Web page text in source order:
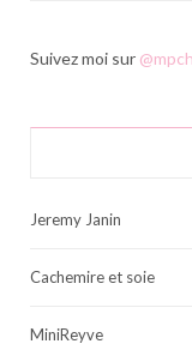
Suivez moi sur
Jeremy Janin
Cachemire et soie
MiniReyve